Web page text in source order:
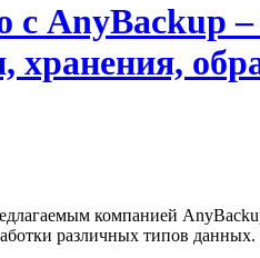
с AnyBackup
хранения,
компанией
различных типов данных.